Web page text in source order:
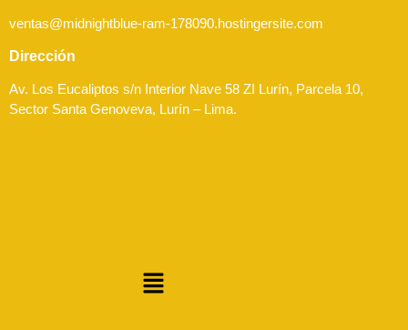
ventas@midnightblue-ram-178090.hostingersite.com
Dirección
Av. Los Eucaliptos s/n Interior Nave 58 ZI Lurín, Parcela 10,
Sector Santa Genoveva, Lurín – Lima.